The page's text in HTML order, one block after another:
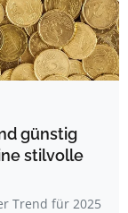
günstig
stilvolle
Trend für 2025